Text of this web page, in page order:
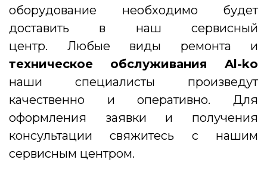
оборудование необходимо будет
доставить в наш сервисный
центр. Любые виды ремонта и
техническое обслуживания Al-ko
наши специалисты произведут
качественно и оперативно. Для
оформления заявки и получения
консультации свяжитесь с нашим
сервисным центром.